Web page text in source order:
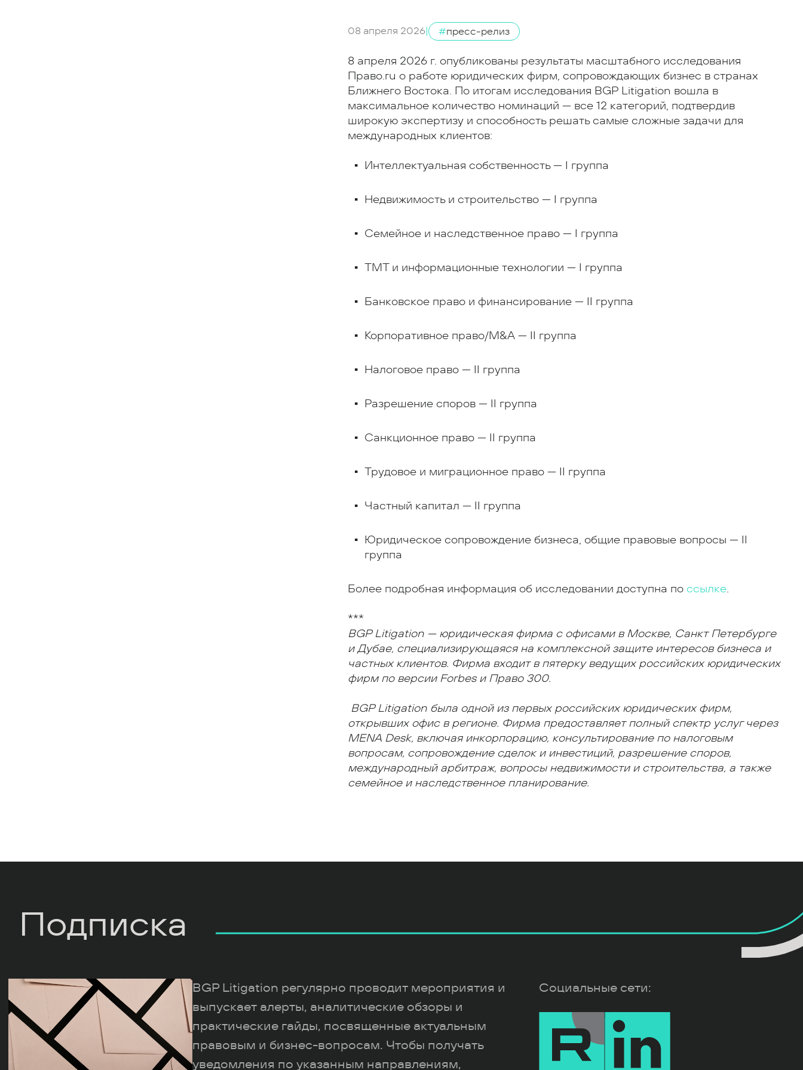
08 апреля 2026| #пресс-релиз
8 апреля 2026 г. опубликованы результаты масштабного исследования
Право.ru о работе юридических фирм, сопровождающих бизнес в странах
Ближнего Востока. По итогам исследования BGP Litigation вошла в
максимальное количество номинаций — все 12 категорий, подтвердив
широкую экспертизу и способность решать самые сложные задачи для
международных клиентов:
Интеллектуальная собственность — I группа
Недвижимость и строительство — I группа
Семейное и наследственное право — I группа
TMT и информационные технологии — I группа
Банковское право и финансирование — II группа
Корпоративное право/M&A — II группа
Налоговое право — II группа
Разрешение споров — II группа
Санкционное право — II группа
Трудовое и миграционное право — II группа
Частный капитал — II группа
Юридическое сопровождение бизнеса, общие правовые вопросы — II
группа
Более подробная информация об исследовании доступна по ссылке.
***
BGP Litigation — юридическая фирма с офисами в Москве, Санкт Петербурге
и Дубае, специализирующаяся на комплексной защите интересов бизнеса и
частных клиентов. Фирма входит в пятерку ведущих российских юридических
фирм по версии Forbes и Право 300.
BGP Litigation была одной из первых российских юридических фирм,
открывших офис в регионе. Фирма предоставляет полный спектр услуг через
MENA Desk, включая инкорпорацию, консультирование по налоговым
вопросам, сопровождение сделок и инвестиций, разрешение споров,
международный арбитраж, вопросы недвижимости и строительства, а также
семейное и наследственное планирование.
Подписка
BGP Litigation регулярно проводит мероприятия и
выпускает алерты, аналитические обзоры и
практические гайды, посвященные актуальным
правовым и бизнес-вопросам. Чтобы получать
уведомления по указанным направлениям,
Социальные сети: